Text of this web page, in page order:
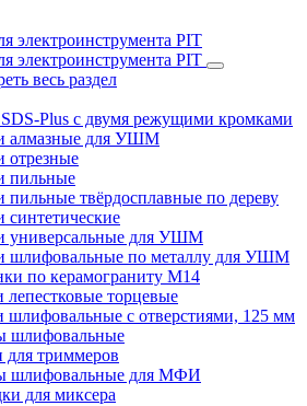
электроинструмента PIT
электроинструмента PIT
весь раздел
Plus c двумя режущими кромками
алмазные для УШМ
отрезные
пильные
пильные твёрдосплавные по дереву
синтетические
универсальные для УШМ
шлифовальные по металлу для УШМ
по керамограниту M14
лепестковые торцевые
шлифовальные с отверстиями, 125 мм
шлифовальные
для триммеров
шлифовальные для МФИ
для миксера